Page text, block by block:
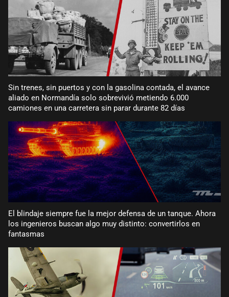
Sin trenes, sin puertos y con la gasolina contada, el avance
aliado en Normandía solo sobrevivió metiendo 6.000
camiones en una carretera sin parar durante 82 días
El blindaje siempre fue la mejor defensa de un tanque. Ahora
los ingenieros buscan algo muy distinto: convertirlos en
fantasmas